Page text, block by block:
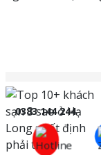
0383 144 244